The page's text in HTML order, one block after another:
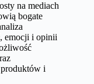
na mediach
bogate
emocji i opinii
i